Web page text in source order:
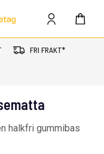
FRI FRAKT*
halkfri gummibas